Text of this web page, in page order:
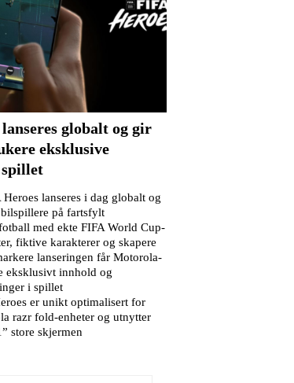
globalt og gir
eksklusive
Heroes lanseres i dag globalt og
på fartsfylt
med ekte FIFA World Cup-
fiktive karakterer og skapere
lanseringen får Motorola-
eksklusivt innhold og
i spillet
er unikt optimalisert for
razr fold-enheter og utnytter
store skjermen